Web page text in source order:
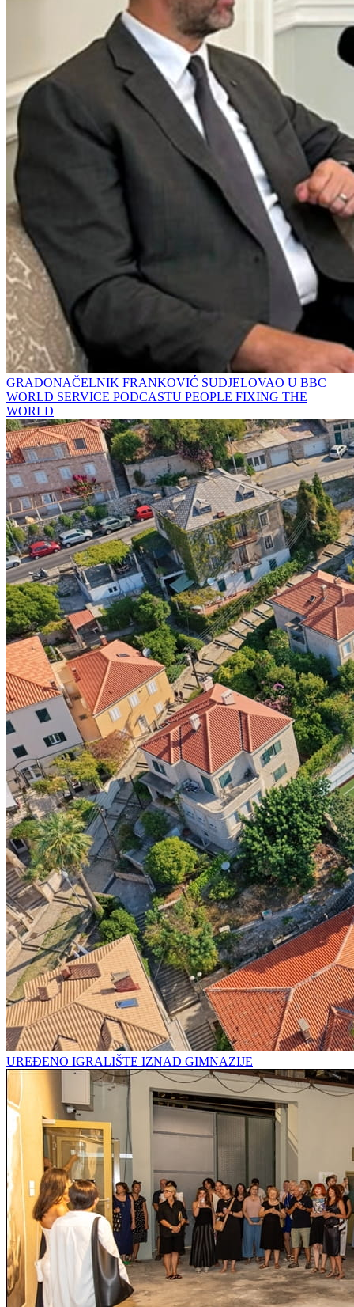
GRADONAČELNIK FRANKOVIĆ SUDJELOVAO U BBC
WORLD SERVICE PODCASTU PEOPLE FIXING THE
WORLD
UREĐENO IGRALIŠTE IZNAD GIMNAZIJE